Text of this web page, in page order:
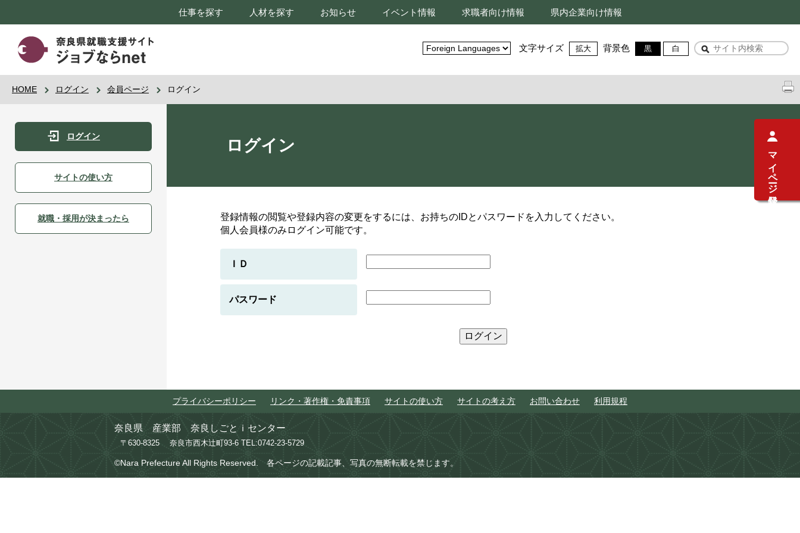
仕事を探す 人材を探す お知らせ イベント情報 求職者向け情報 県内企業向け情報
文字サイズ 拡大 背景色 黒 白
HOME ログイン 会員ページ ログイン
ログイン
サイトの使い方
就職・採用が決まったら
ログイン
登録情報の閲覧や登録内容の変更をするには、お持ちのIDとパスワードを入力してください。
個人会員様のみログイン可能です。
ＩＤ
パスワード
マイページ登録
プライバシーポリシー リンク・著作権・免責事項 サイトの使い方 サイトの考え方 お問い合わせ 利用規程
奈良県 産業部 奈良しごとｉセンター
〒630-8325 奈良市西木辻町93-6 TEL:0742-23-5729
©Nara Prefecture All Rights Reserved. 各ページの記載記事、写真の無断転載を禁じます。